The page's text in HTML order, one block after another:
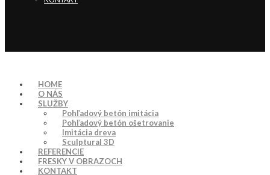
HOME
O NÁS
SLUŽBY
Pohľadový betón imitácia
Pohľadový betón ošetrovanie
Imitácia dreva
Sculptural 3D
REFERENCIE
FRESKY V OBRAZOCH
KONTAKT